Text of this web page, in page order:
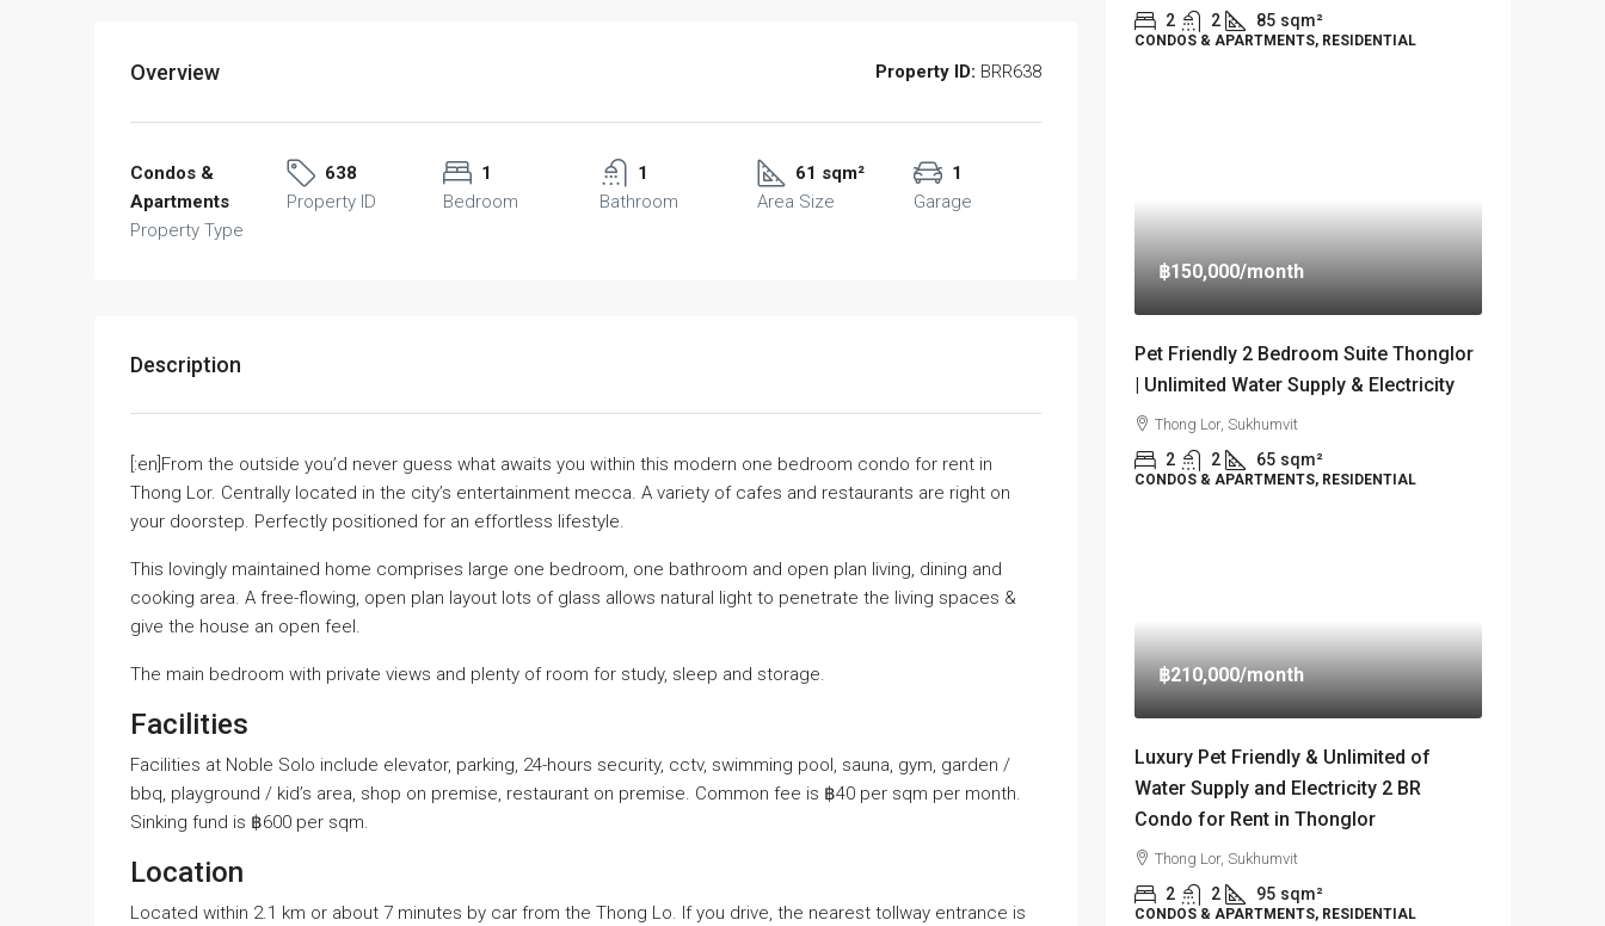
Overview Property ID: BRR638
Condos &
Apartments
Property Type
638
Property ID
1
Bedroom
1
Bathroom
61 sqm²
Area Size
1
Garage
Description
[:en]From the outside you’d never guess what awaits you within this modern one bedroom condo for rent in
Thong Lor. Centrally located in the city’s entertainment mecca. A variety of cafes and restaurants are right on
your doorstep. Perfectly positioned for an effortless lifestyle.
This lovingly maintained home comprises large one bedroom, one bathroom and open plan living, dining and
cooking area. A free-flowing, open plan layout lots of glass allows natural light to penetrate the living spaces &
give the house an open feel.
The main bedroom with private views and plenty of room for study, sleep and storage.
Facilities
Facilities at Noble Solo include elevator, parking, 24-hours security, cctv, swimming pool, sauna, gym, garden /
bbq, playground / kid’s area, shop on premise, restaurant on premise. Common fee is ฿40 per sqm per month.
Sinking fund is ฿600 per sqm.
Location
Located within 2.1 km or about 7 minutes by car from the Thong Lo. If you drive, the nearest tollway entrance is
2 2 85 sqm²
CONDOS & APARTMENTS, RESIDENTIAL
฿150,000/month
Pet Friendly 2 Bedroom Suite Thonglor
| Unlimited Water Supply & Electricity
Thong Lor, Sukhumvit
2 2 65 sqm²
CONDOS & APARTMENTS, RESIDENTIAL
฿210,000/month
Luxury Pet Friendly & Unlimited of
Water Supply and Electricity 2 BR
Condo for Rent in Thonglor
Thong Lor, Sukhumvit
2 2 95 sqm²
CONDOS & APARTMENTS, RESIDENTIAL